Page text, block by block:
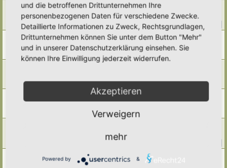
Kochen mit Wildkräutern
Letzter Beitrag vonAnn1981«Mi 23. Apr 2025, 19:58
Antworten: 14
Tee
Letzter Beitrag vonSomnia« So 20. Apr 2025, 09:21
Antworten:3
«Mi 15. Jan 2025, 15:14
Brot-Rezepte
Tidofelder
Sa 21. Dez 2024, 21:07
und die betroffenen Drittunternehmen Ihre
personenbezogenen Daten für verschiedene Zwecke.
Detaillierte Informationen zu Zweck, Rechtsgrundlagen,
Drittunternehmen können Sie unter dem Button "Mehr"
und in unserer Datenschutzerklärung einsehen. Sie
können Ihre Einwilligung jederzeit widerrufen.
Akzeptieren
Verweigern
mehr
Powered by &